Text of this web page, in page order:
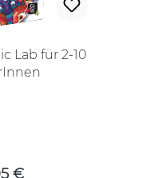
Lab für 2-10
€